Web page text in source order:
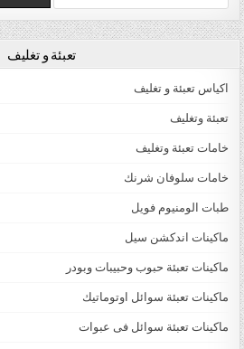
تعبئة و تغليف
اكياس تعبئة و تغليف
تعبئة وتغليف
خامات تعبئة وتغليف
خامات سلوفان شرنك
طبات الومنيوم فويل
ماكينات اندكشن سيل
ماكينات تعبئة حبوب وحبيبات وبودر
ماكينات تعبئة سوائل اوتوماتيك
ماكينات تعبئة سوائل فى عبوات